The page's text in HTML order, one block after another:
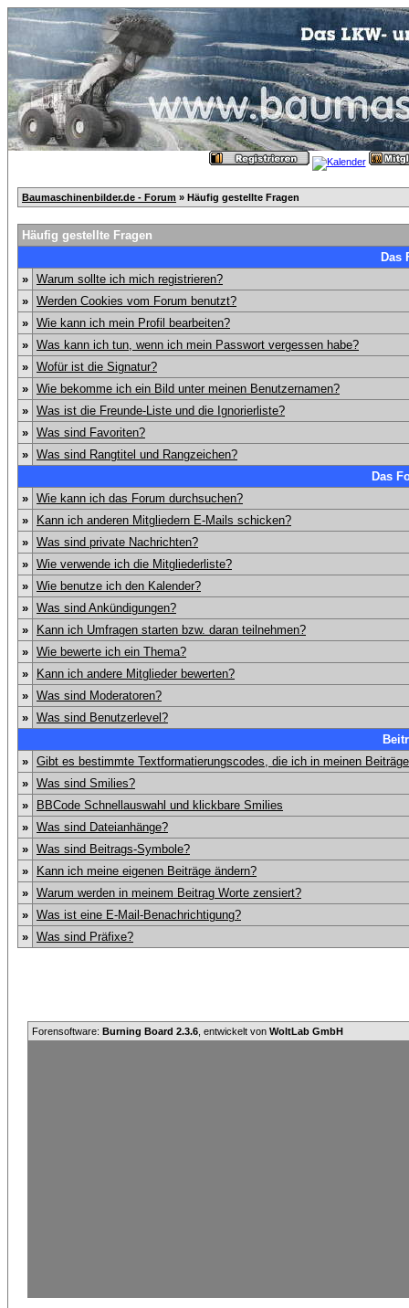
Baumaschinenbilder.de - Forum » Häufig gestellte Fragen
Häufig gestellte Fragen
Das
» Warum sollte ich mich registrieren?
» Werden Cookies vom Forum benutzt?
» Wie kann ich mein Profil bearbeiten?
» Was kann ich tun, wenn ich mein Passwort vergessen habe?
» Wofür ist die Signatur?
» Wie bekomme ich ein Bild unter meinen Benutzernamen?
» Was ist die Freunde-Liste und die Ignorierliste?
» Was sind Favoriten?
» Was sind Rangtitel und Rangzeichen?
Das
» Wie kann ich das Forum durchsuchen?
»
Kann ich anderen Mitgliedern E-Mails schicken?
» Was sind private Nachrichten?
» Wie verwende ich die Mitgliederliste?
» Wie benutze ich den Kalender?
» Was sind Ankündigungen?
»
Kann ich Umfragen starten bzw. daran teilnehmen?
» Wie bewerte ich ein Thema?
»
Kann ich andere Mitglieder bewerten?
» Was sind Moderatoren?
» Was sind Benutzerlevel?
» Gibt es bestimmte Textformatierungscodes, die ich in meinen
» Was sind Smilies?
»
BBCode Schnellauswahl und klickbare Smilies
» Was sind Dateianhänge?
» Was sind Beitrags-Symbole?
»
Kann ich meine eigenen Beiträge ändern?
» Warum werden in meinem Beitrag Worte zensiert?
» Was ist eine E-Mail-Benachrichtigung?
» Was sind Präfixe?
Forensoftware: Burning Board 2.3.6 , entwickelt von WoltLab GmbH